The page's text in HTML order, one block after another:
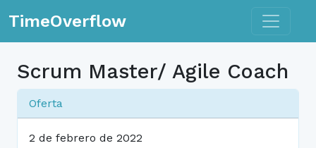
TimeOverflow Toggle
Scrum Master/ Agile Coach
Oferta
2 de febrero de 2022